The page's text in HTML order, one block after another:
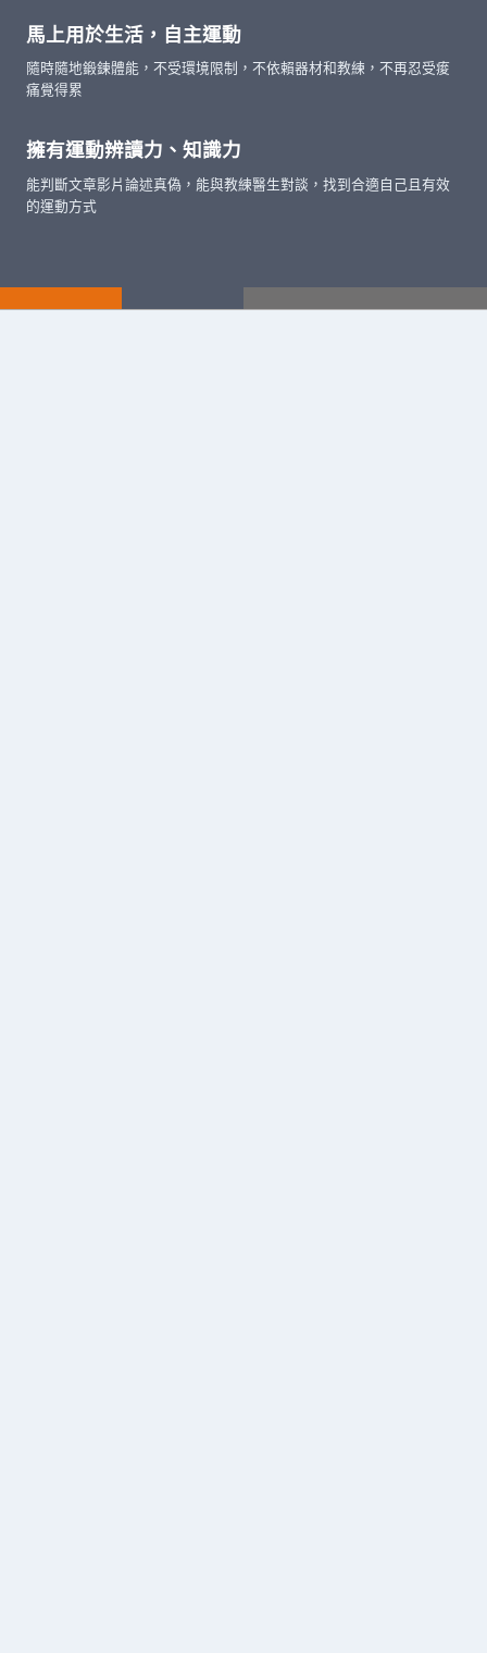
馬上用於生活，自主運動
隨時隨地鍛鍊體能，不受環境限制，不依賴器材和教練，不再忍受痠
痛覺得累
擁有運動辨讀力、知識力
能判斷文章影片論述真偽，能與教練醫生對談，找到合適自己且有效
的運動方式